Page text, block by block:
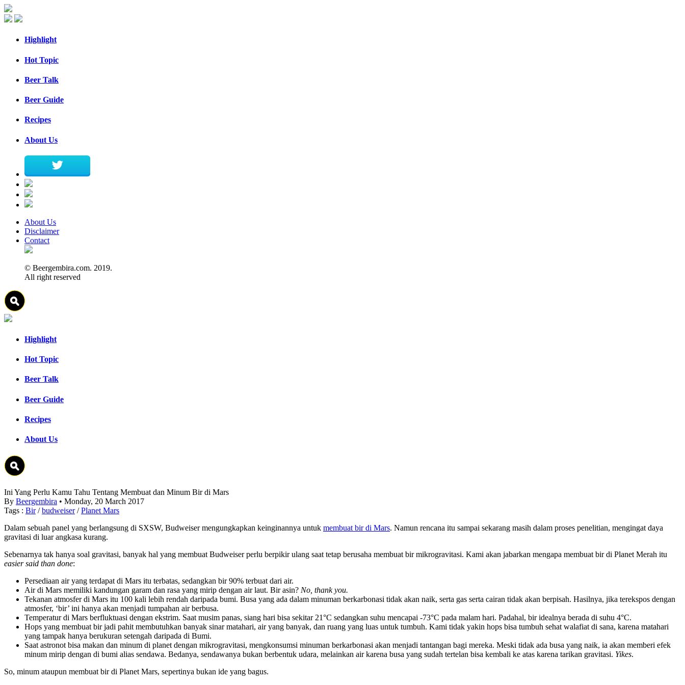
Highlight
Hot Topic
Beer Talk
Beer Guide
Recipes
About Us
About Us
Disclaimer
Contact
© Beergembira.com. 2019.
All right reserved
Highlight
Hot Topic
Beer Talk
Beer Guide
Recipes
About Us
Ini Yang Perlu Kamu Tahu Tentang Membuat dan Minum Bir di Mars
By Beergembira • Monday, 20 March 2017
Tags : Bir/budweiser/Planet Mars
Dalam sebuah panel yang berlangsung di SXSW, Budweiser mengungkapkan keinginannya untuk membuat bir di Mars. Namun rencana itu sampai sekarang masih dalam proses penelitian, mengingat daya
gravitasi di luar angkasa kurang.
Sebenarnya tak hanya soal gravitasi, banyak hal yang membuat Budweiser perlu berpikir ulang saat tetap berusaha membuat bir mikrogravitasi. Kami akan jabarkan mengapa membuat bir di Planet Merah itu
easier said than done:
Persediaan air yang terdapat di Mars itu terbatas, sedangkan bir 90% terbuat dari air.
Air di Mars memiliki kandungan garam dan rasa yang mirip dengan air laut. Bir asin? No, thank you.
Tekanan atmosfer di Mars itu 100 kali lebih rendah daripada bumi. Busa yang ada dalam minuman berkarbonasi tidak akan naik, serta gas serta cairan tidak akan berpisah. Hasilnya, jika terekspos dengan
atmosfer, ‘bir’ ini hanya akan menjadi tumpahan air berbusa.
Temperatur di Mars berfluktuasi dengan ekstrim. Saat musim panas, siang hari bisa sekitar 21°C sedangkan suhu mencapai -73°C pada malam hari. Padahal, bir idealnya berada di suhu 4°C.
Hops yang membuat bir jadi pahit membutuhkan banyak sinar matahari, air yang banyak, dan ruang yang luas untuk tumbuh. Kami tidak yakin hops bisa tumbuh sehat walafiat di sana, karena matahari
yang tampak hanya berukuran setengah daripada di Bumi.
Saat astronot bisa makan dan minum di planet dengan mikrogravitasi, mengkonsumsi minuman berkarbonasi akan menjadi tantangan bagi mereka. Meski tidak ada busa yang naik, ia akan memberi efek
minum mirip dengan di bumi alias sendawa. Bedanya, sendawanya bukan berbentuk udara, melainkan air karena busa yang sudah tertelan bisa kembali ke atas karena tarikan gravitasi. Yikes.
So, minum ataupun membuat bir di Planet Mars, sepertinya bukan ide yang bagus.